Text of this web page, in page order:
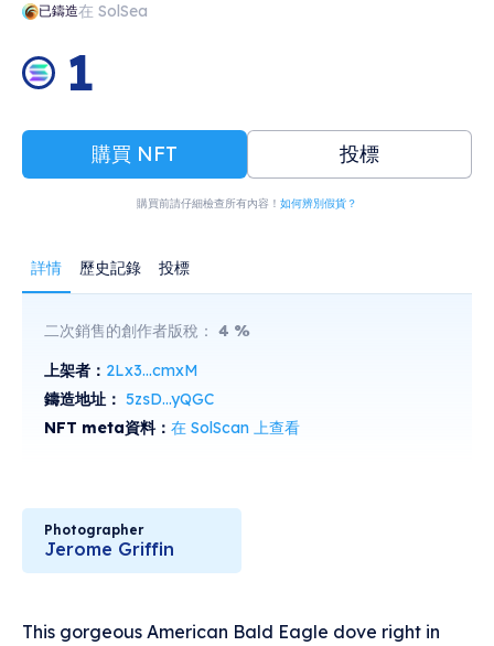
已鑄造在 SolSea
1
購買 NFT 投標
購買前請仔細檢查所有內容！ 如何辨別假貨？
詳情 歷史記錄 投標
二次銷售的創作者版稅： 4 %
上架者： 2Lx3...cmxM
鑄造地址： 5zsD...yQGC
NFT meta資料： 在 SolScan 上查看
Photographer
Jerome Griffin
This gorgeous American Bald Eagle dove right in